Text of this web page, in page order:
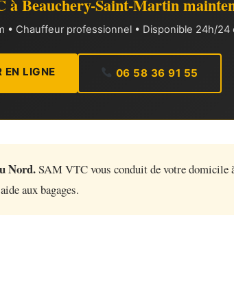
à Beauchery-Saint-Martin
• Chauffeur professionnel • Disponible 24h/24
EN LIGNE 06 58 36 91 55
Nord.SAM VTC vous conduit de votre domicile
aux bagages.